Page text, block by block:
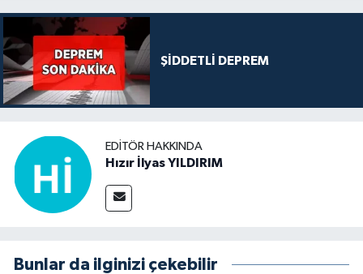
ŞİDDETLİ DEPREM
EDITÖR HAKKINDA
Hızır İlyas YILDIRIM
Bunlar da ilginizi çekebilir